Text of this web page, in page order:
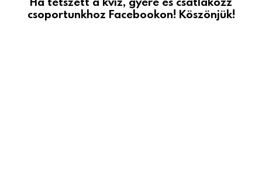
csoportunkhoz Facebookon! Köszönjük!